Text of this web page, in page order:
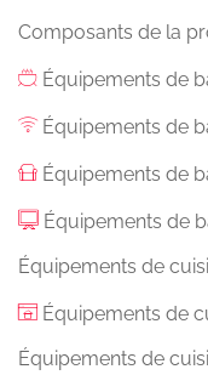
Composants de la
Équipements de
Équipements de
Équipements de
Équipements de
Équipements de
Équipements de
Équipements de